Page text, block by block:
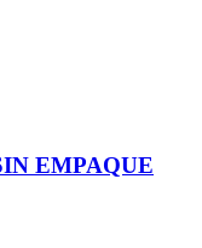
EMPAQUE